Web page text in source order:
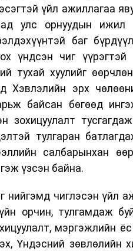
үйл ажиллагаа
улс орнуудын ижил
баг
үндсэн чиг
тухай хуулийг
Хэвлэлийн эрх
байсан бөгөөд
зохицуулалт
тулгаран
салбарынхан
үзсэн байна.
нийгэмд чиглэсэн үйл
орчин, тулгамдаж
мэргэжлийн
Үндэсний зөвлөлийн